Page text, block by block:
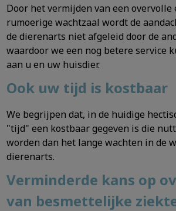
Door het vermijden van een overvolle
rumoerige wachtzaal wordt de
de dierenarts niet afgeleid door de
waardoor we een nog betere service
aan u en uw huisdier.
Ook uw tijd is kostbaar
We begrijpen dat, in de huidige
"tijd" een kostbaar gegeven is die
worden dan het lange wachten in de
dierenarts.
Verminderde kans op
van besmettelijke